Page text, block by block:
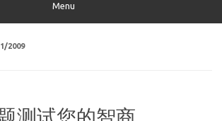
Menu
2009
测试您的智商